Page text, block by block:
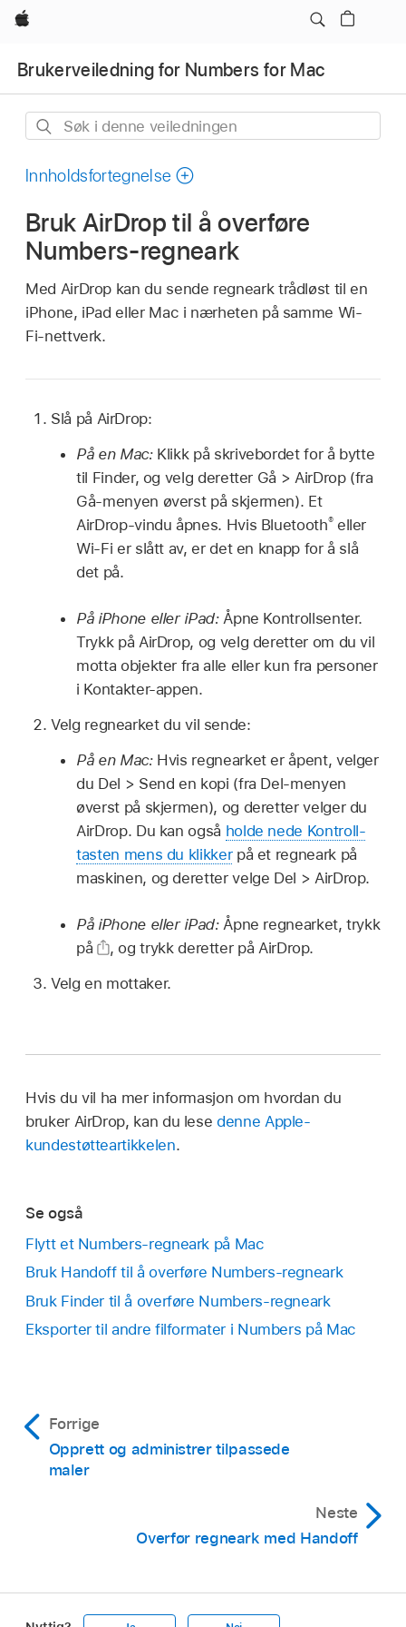
Apple
Brukerveiledning for Numbers for Mac
Søk
denne
Innholdsfortegnelse
Bruk AirDrop til å overføre
Numbers-regneark
Med AirDrop kan du sende regneark trådløst til en
iPhone, iPad eller Mac i nærheten på samme Wi-
Fi-nettverk.
Slå på AirDrop:
På en Mac: Klikk på skrivebordet for å bytte
til Finder, og velg deretter Gå > AirDrop (fra
Gå-menyen øverst på skjermen). Et
AirDrop-vindu åpnes. Hvis Bluetooth®eller
Wi-Fi er slått av, er det en knapp for å slå
det på.
På iPhone eller iPad:Åpne Kontrollsenter.
Trykk på AirDrop, og velg deretter om du vil
motta objekter fra alle eller kun fra personer
i Kontakter-appen.
Velg regnearket du vil sende:
På en Mac: Hvis regnearket er åpent, velger
du Del > Send en kopi (fra Del-menyen
øverst på skjermen), og deretter velger du
AirDrop. Du kan også holde nede Kontroll-
tasten mens du klikkerpå et regneark på
maskinen, og deretter velge Del > AirDrop.
På iPhone eller iPad:Åpne regnearket, trykk
på
, og trykk deretter på AirDrop.
Velg en mottaker.
Hvis du vil ha mer informasjon om hvordan du
bruker AirDrop, kan du lesedenne Apple-
kundestøtteartikkelen.
Se også
Flytt et Numbers-regneark på Mac
Bruk Handoff til å overføre Numbers-regneark
Bruk Finder til å overføre Numbers-regneark
Eksporter til andre filformater i Numbers på Mac
Forrige
Opprett og administrer tilpassede
maler
Neste
Overfør regneark med Handoff